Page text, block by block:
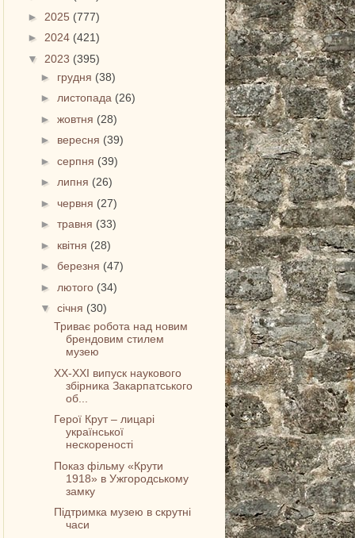
► 2025 (777)
► 2024 (421)
▼ 2023 (395)
► грудня (38)
►листопада (26)
►жовтня (28)
► вересня (39)
►серпня (39)
►липня (26)
►червня (27)
►травня (33)
► квітня (28)
►березня (47)
► лютого (34)
▼січня (30)
Триває робота над новим
брендовим стилем
музею
XX-XXI випуск наукового
збірника Закарпатського
об...
Герої Крут – лицарі
української
нескореності
Показ фільму «Крути
1918» в Ужгородському
замку
Підтримка музею в скрутні
часи